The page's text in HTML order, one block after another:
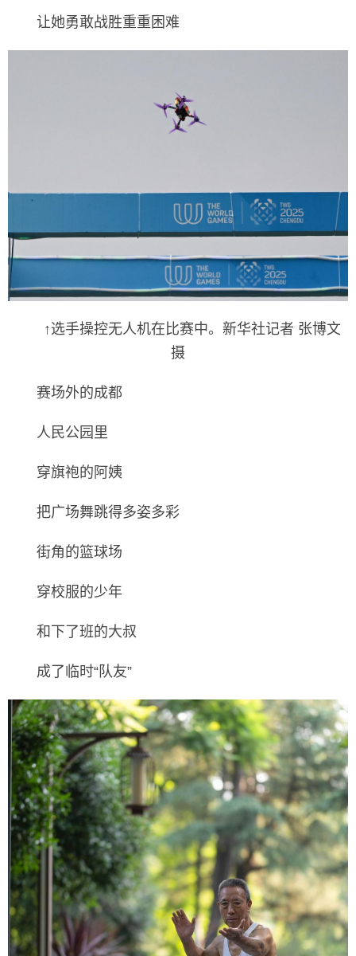
让她勇敢战胜重重困难
↑选手操控无人机在比赛中。新华社记者 张博文
摄
赛场外的成都
人民公园里
穿旗袍的阿姨
把广场舞跳得多姿多彩
街角的篮球场
穿校服的少年
和下了班的大叔
成了临时“队友”